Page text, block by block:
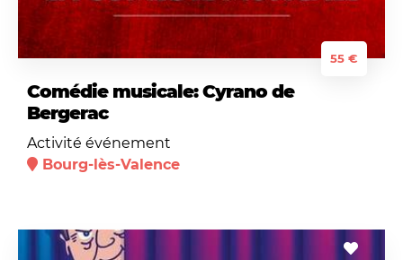
55 €
Comédie musicale: Cyrano de
Bergerac
Activité événement
Bourg-lès-Valence